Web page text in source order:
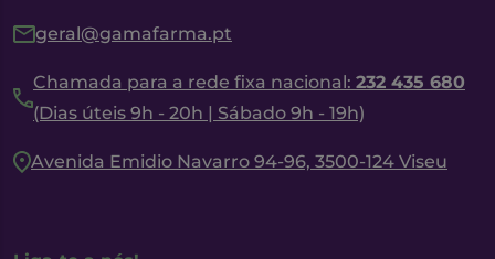
geral@gamafarma.pt
Chamada para a rede fixa nacional: 232 435 680
(Dias úteis 9h - 20h | Sábado 9h - 19h)
Avenida Emidio Navarro 94-96, 3500-124 Viseu